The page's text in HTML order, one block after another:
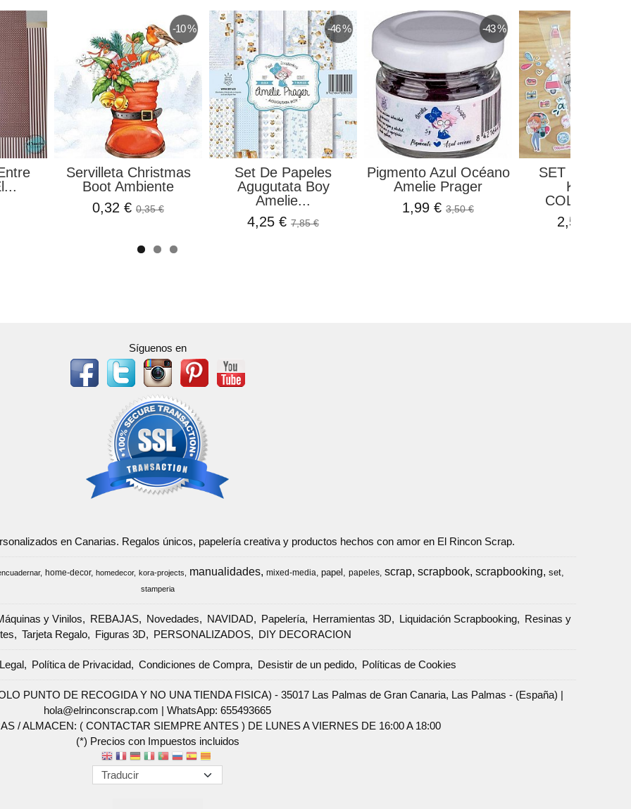
-10 %
Servilleta Christmas
Boot Ambiente
0,32 €0,35 €
-46 %
Set De Papeles
Agugutata Boy
Amelie...
4,25 €7,85 €
-43 %
Pigmento Azul Océano
Amelie Prager
1,99 €3,50 €
SET DE
KIOSKO
2,50 €
Síguenos en
en Canarias. Regalos únicos, papelería creativa y productos hechos con amor en El Rincon Scrap.
home-decor homedecor kora-projects manualidades mixed-media papel papeles scrap scrapbook scrapbooking set
stamperia
y Vinilos REBAJAS Novedades NAVIDAD Papelería Herramientas 3D Liquidación Scrapbooking
Resinas y
Tarjeta Regalo Figuras 3D PERSONALIZADOS DIY DECORACION
Política de Privacidad Condiciones de Compra Desistir de un pedido Políticas de Cookies
PUNTO DE RECOGIDA Y NO UNA TIENDA FISICA) - 35017 Las Palmas de Gran Canaria, Las Palmas - (España) |
hola@elrinconscrap.com |WhatsApp: 655493665
/ ALMACEN: ( CONTACTAR SIEMPRE ANTES ) DE LUNES A VIERNES DE 16:00 A 18:00
(*) Precios con Impuestos incluidos